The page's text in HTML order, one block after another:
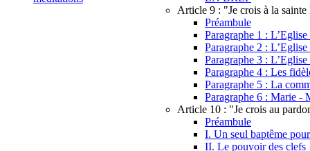
Article 9 : "Je crois à la
Préambule
Paragraphe 1 :
Paragraphe 2 :
Paragraphe 3 :
Paragraphe 4 : Les
Paragraphe 5 : La
Paragraphe 6 : Marie -
Article 10 : "Je crois au
Préambule
I. Un seul baptême
II. Le pouvoir des clefs